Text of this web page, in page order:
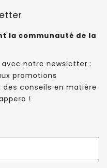
la communauté de la
notre newsletter :
promotions
conseils en matière
!